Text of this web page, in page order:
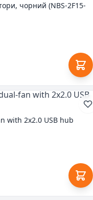
чорний (NBS-2F15-
with 2x2.0 USB hub